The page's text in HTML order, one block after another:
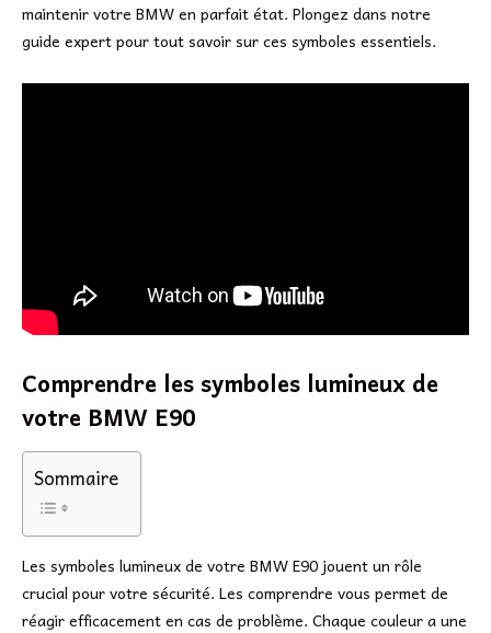
maintenir votre BMW en parfait état. Plongez dans notre
guide expert pour tout savoir sur ces symboles essentiels.
Comprendre les symboles lumineux de
votre BMW E90
Sommaire
Les symboles lumineux de votre BMW E90 jouent un rôle
crucial pour votre sécurité. Les comprendre vous permet de
réagir efficacement en cas de problème. Chaque couleur a une